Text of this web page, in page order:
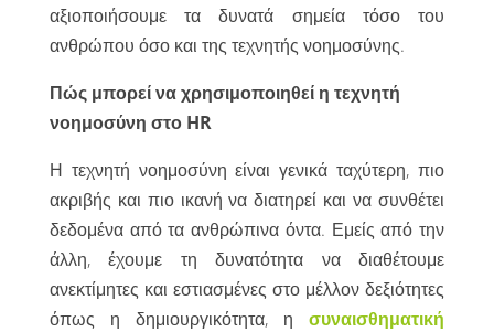
αξιοποιήσουμε τα δυνατά σημεία τόσο του
ανθρώπου όσο και της τεχνητής νοημοσύνης.
Πώς μπορεί να χρησιμοποιηθεί η τεχνητή
νοημοσύνη στο HR
Η τεχνητή νοημοσύνη είναι γενικά ταχύτερη, πιο
ακριβής και πιο ικανή να διατηρεί και να συνθέτει
δεδομένα από τα ανθρώπινα όντα. Εμείς από την
άλλη, έχουμε τη δυνατότητα να διαθέτουμε
ανεκτίμητες και εστιασμένες στο μέλλον δεξιότητες
όπως η δημιουργικότητα, ησυναισθηματική